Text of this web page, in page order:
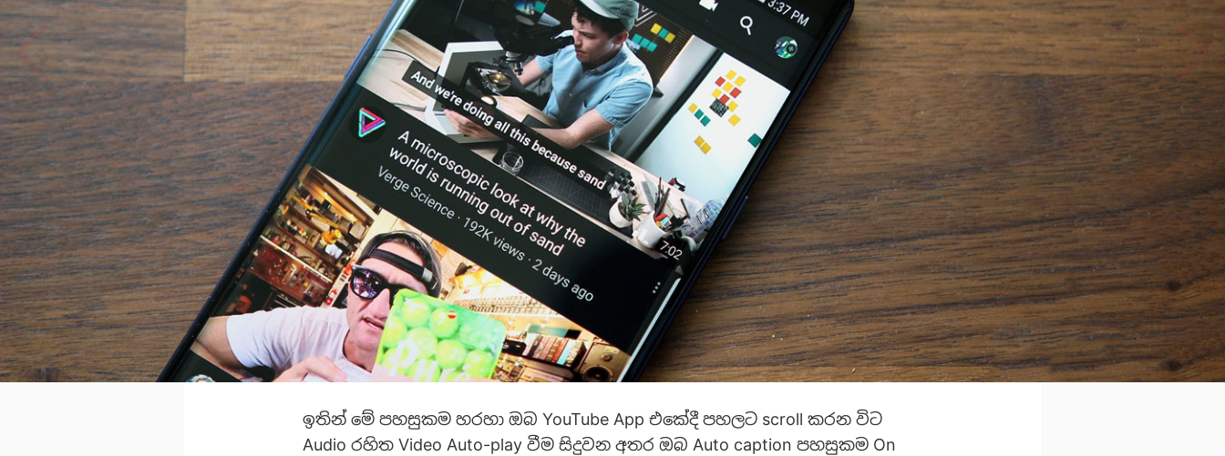
ඉතින් මේ පහසුකම හරහා ඔබ YouTube App එකේදී පහලට scroll කරන විට
Audio රහිත Video Auto-play වීම සිදුවන අතර ඔබ Auto caption පහසුකම On